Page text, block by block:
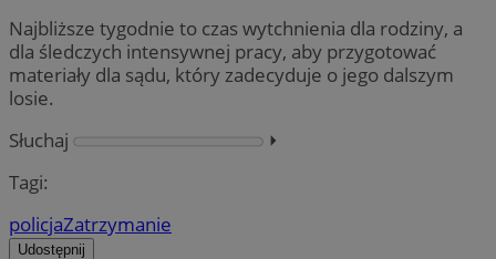
Najbliższe tygodnie to czas wytchnienia dla rodziny, a
dla śledczych intensywnej pracy, aby przygotować
materiały dla sądu, który zadecyduje o jego dalszym
losie.
Słuchaj
⏵︎
Tagi:
policjaZatrzymanie
Udostępnij